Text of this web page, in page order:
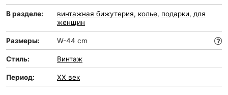
В разделе: винтажная бижутерия, колье, подарки, для
женщин
Размеры: W-44 cm
Стиль: Винтаж
Период: XX век